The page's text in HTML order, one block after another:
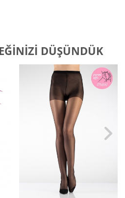
DÜŞÜNDÜK